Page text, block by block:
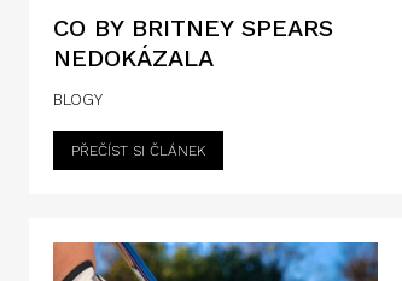
CO BY BRITNEY SPEARS
NEDOKÁZALA
BLOGY
PŘEČÍST SI ČLÁNEK